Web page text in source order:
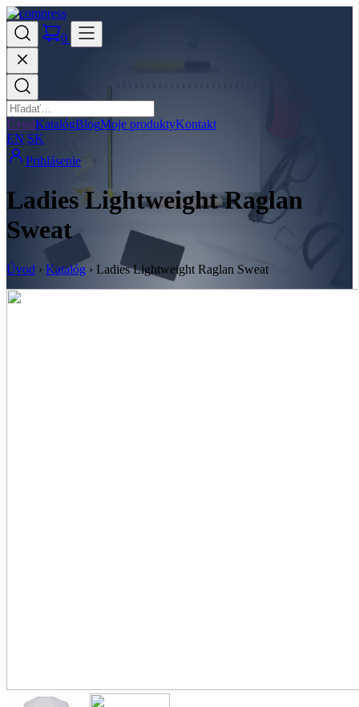
0
ÚvodKatalógBlogMoje produktyKontakt
EN SK
Prihlásenie
Ladies Lightweight Raglan
Sweat
Úvod › Katalóg › Ladies Lightweight Raglan Sweat